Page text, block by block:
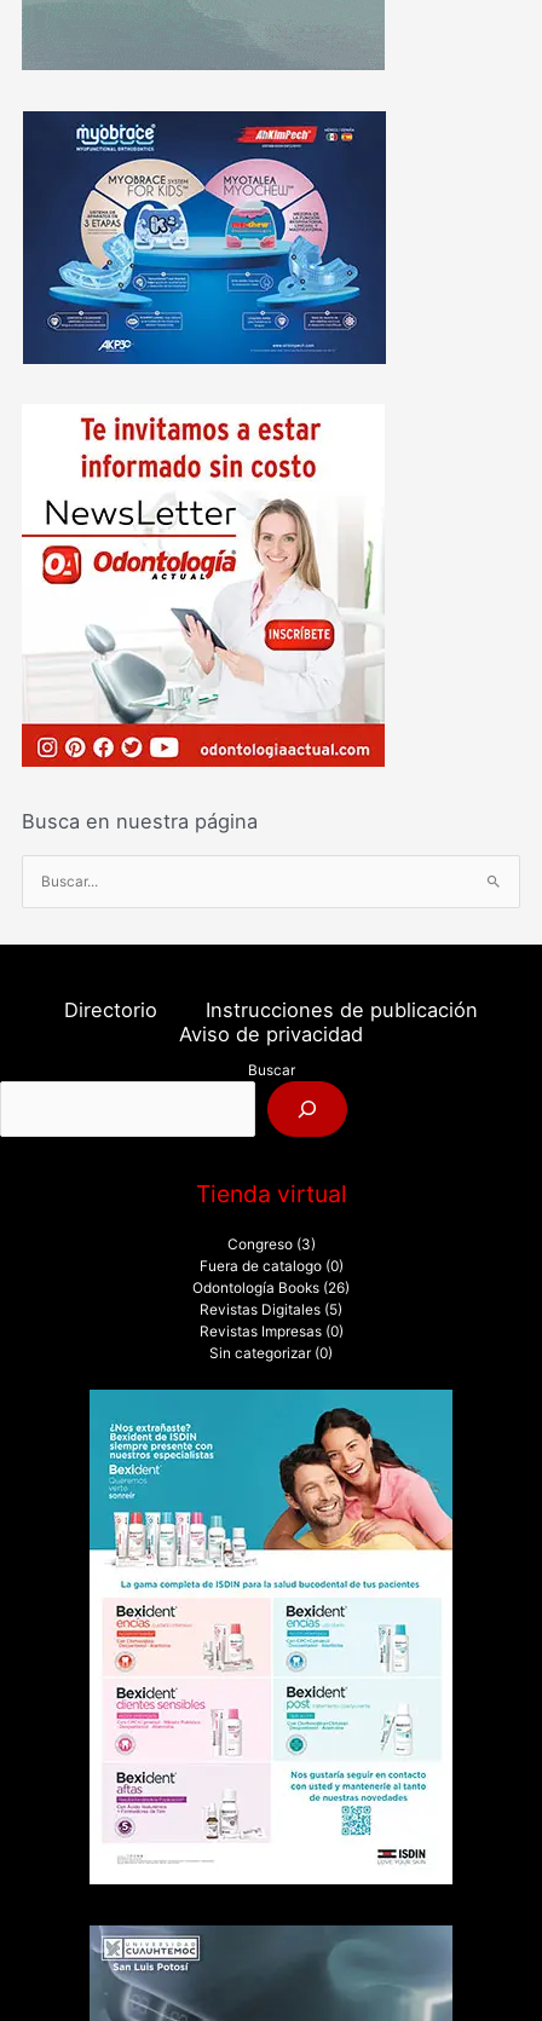
Busca en nuestra página
u
s
o
:
Directorio
Instrucciones de publicación
Aviso de privacidad
Buscar
Tienda virtual
Congreso (3)
Fuera de catalogo (0)
Odontología Books (26)
Revistas Digitales (5)
Revistas Impresas (0)
Sin categorizar (0)